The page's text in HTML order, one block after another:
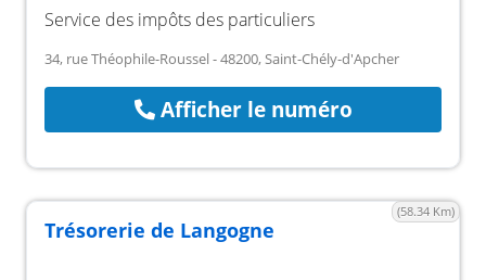
Service des impôts des particuliers
34, rue Théophile-Roussel - 48200, Saint-Chély-d'Apcher
Afficher le numéro
(58.34 Km)
Trésorerie de Langogne